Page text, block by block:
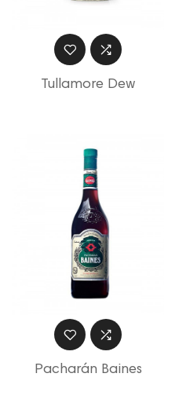
Tullamore Dew
Pacharán Baines